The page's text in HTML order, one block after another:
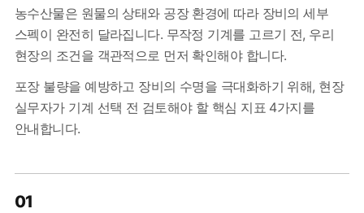
농수산물은 원물의 상태와 공장 환경에 따라 장비의 세부
스펙이 완전히 달라집니다. 무작정 기계를 고르기 전, 우리
현장의 조건을 객관적으로 먼저 확인해야 합니다.
포장 불량을 예방하고 장비의 수명을 극대화하기 위해, 현장
실무자가 기계 선택 전 검토해야 할 핵심 지표 4가지를
안내합니다.
01